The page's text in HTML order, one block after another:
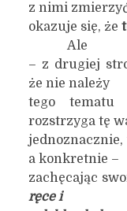
z nimi
okazuje się, że
Ale
– z drugiej
że nie należy
tego tematu
rozstrzyga tę
a konkretnie –
zachęcając
ręce i